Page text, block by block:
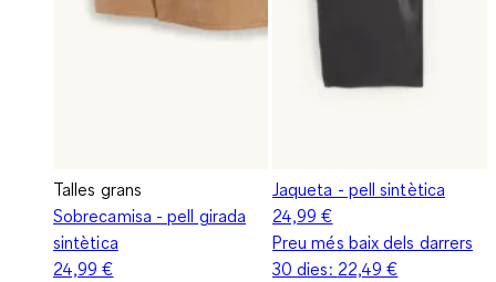
Talles grans
Sobrecamisa - pell girada
sintètica
24,99 €
Jaqueta - pell sintètica
24,99 €
Preu més baix dels darrers
30 dies: 22,49 €